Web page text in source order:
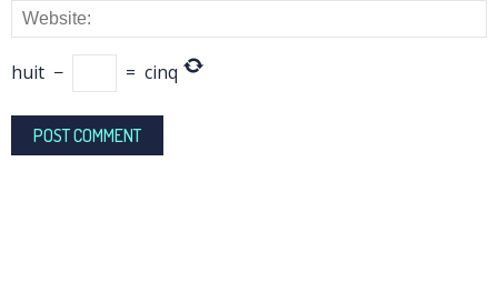
huit − = cinq